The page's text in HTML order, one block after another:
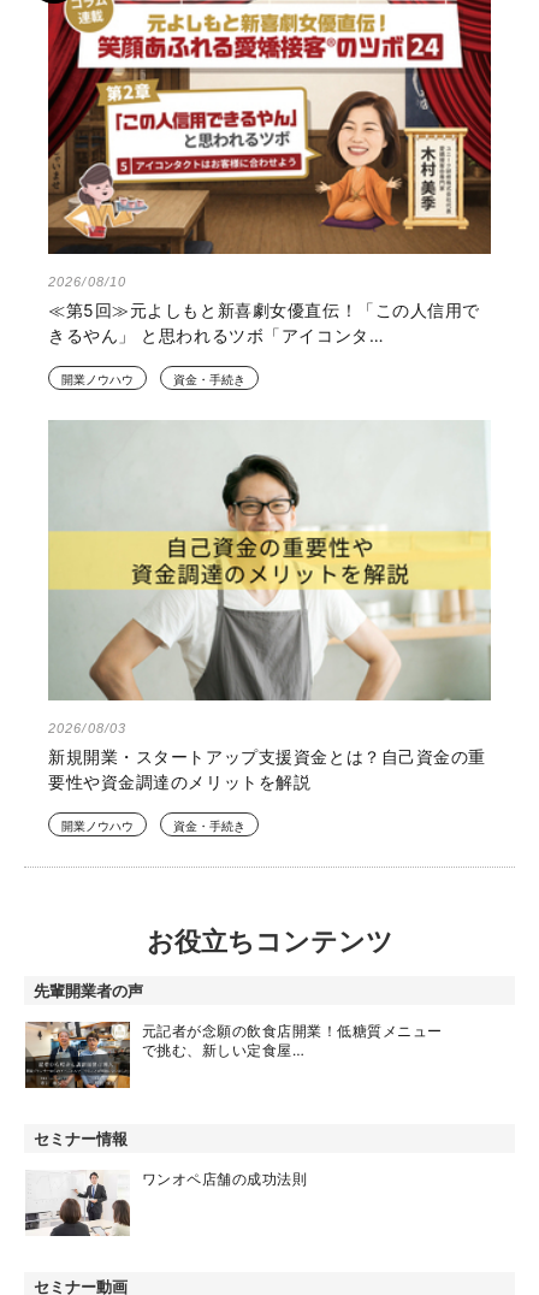
2026/08/10
≪第5回≫元よしもと新喜劇女優直伝！「この人信用で
きるやん」 と思われるツボ「アイコンタ…
開業ノウハウ 資金・手続き
2026/08/03
新規開業・スタートアップ支援資金とは？自己資金の重
要性や資金調達のメリットを解説
開業ノウハウ 資金・手続き
お役立ちコンテンツ
先輩開業者の声
元記者が念願の飲食店開業！低糖質メニュー
で挑む、新しい定食屋…
セミナー情報
ワンオペ店舗の成功法則
セミナー動画